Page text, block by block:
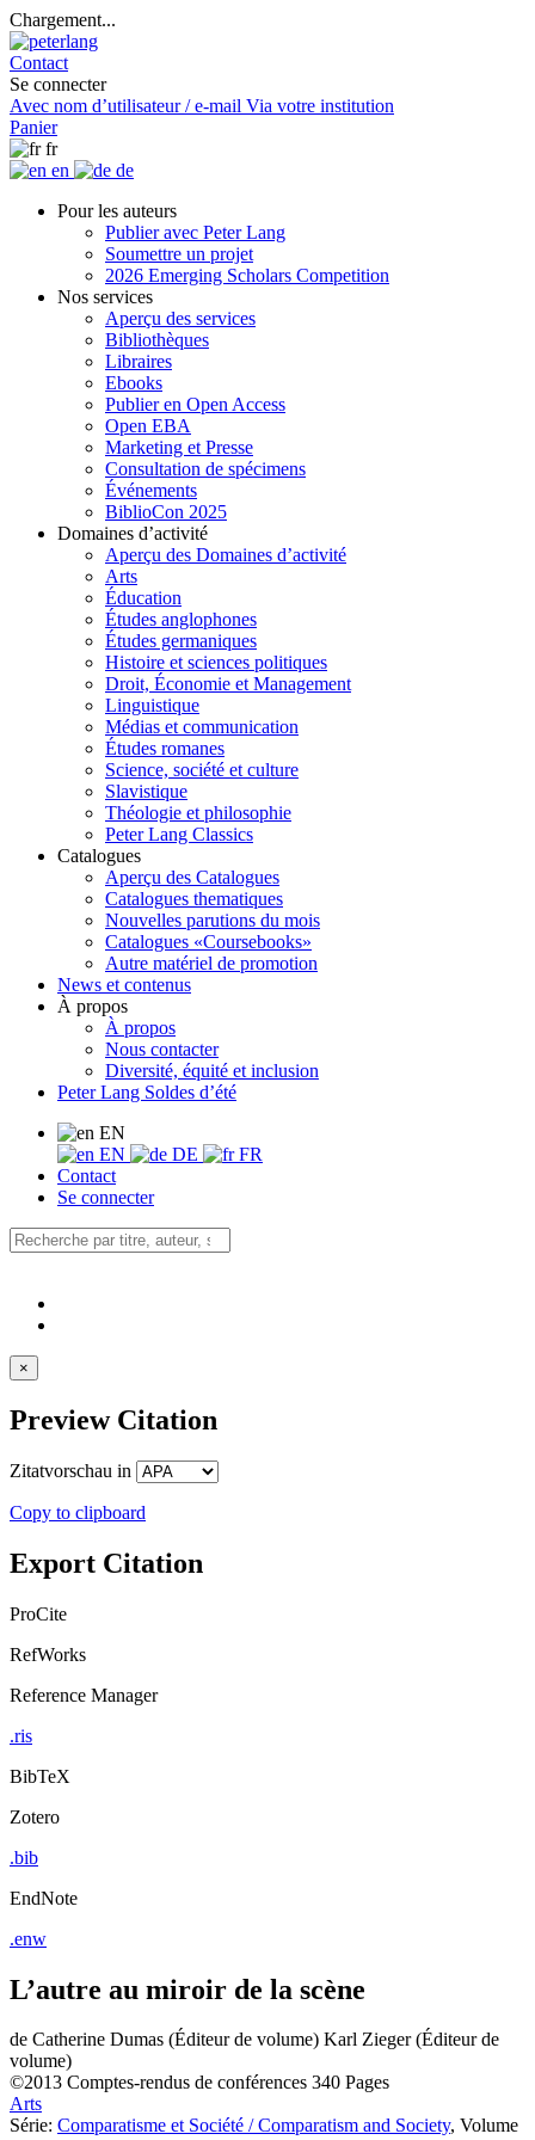
Chargement...
Contact
Se connecter
Avec nom d’utilisateur / e-mail Via votre institution
Panier
fr
en
de
Pour les auteurs
Publier avec Peter Lang
Soumettre un projet
2026 Emerging Scholars Competition
Nos services
Aperçu des services
Bibliothèques
Libraires
Ebooks
Publier en Open Access
Open EBA
Marketing et Presse
Consultation de spécimens
Événements
BiblioCon 2025
Domaines d’activité
Aperçu des Domaines d’activité
Arts
Éducation
Études anglophones
Études germaniques
Histoire et sciences politiques
Droit, Économie et Management
Linguistique
Médias et communication
Études romanes
Science, société et culture
Slavistique
Théologie et philosophie
Peter Lang Classics
Catalogues
Aperçu des Catalogues
Catalogues thematiques
Nouvelles parutions du mois
Catalogues «Coursebooks»
Autre matériel de promotion
News et contenus
À propos
À propos
Nous contacter
Diversité, équité et inclusion
Peter Lang Soldes d’été
EN
EN
DE
FR
Contact
Se connecter
×
Preview Citation
Zitatvorschau in
Copy to clipboard
Export Citation
ProCite
RefWorks
Reference Manager
.ris
BibTeX
Zotero
.bib
EndNote
.enw
L’autre au miroir de la scène
de Catherine Dumas (Éditeur de volume) Karl Zieger (Éditeur de
volume)
©2013 Comptes-rendus de conférences 340 Pages
Arts
Série: Comparatisme et Société / Comparatism and Society, Volume